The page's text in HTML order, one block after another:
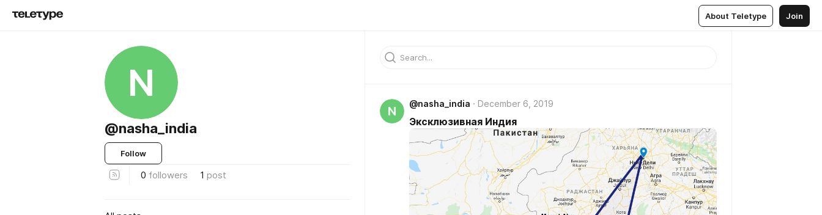
About Teletype Join
N
@nasha_india
Follow
0 followers 1 post
N
@nasha_india December 6, 2019
Эксклюзивная Индия